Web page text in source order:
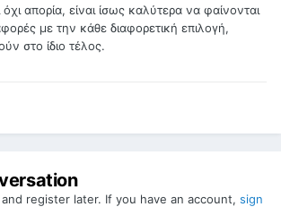
απορία, είναι ίσως καλύτερα να φαίνονται
με την κάθε διαφορετική επιλογή,
στο ίδιο τέλος.
register later. If you have an account, sign